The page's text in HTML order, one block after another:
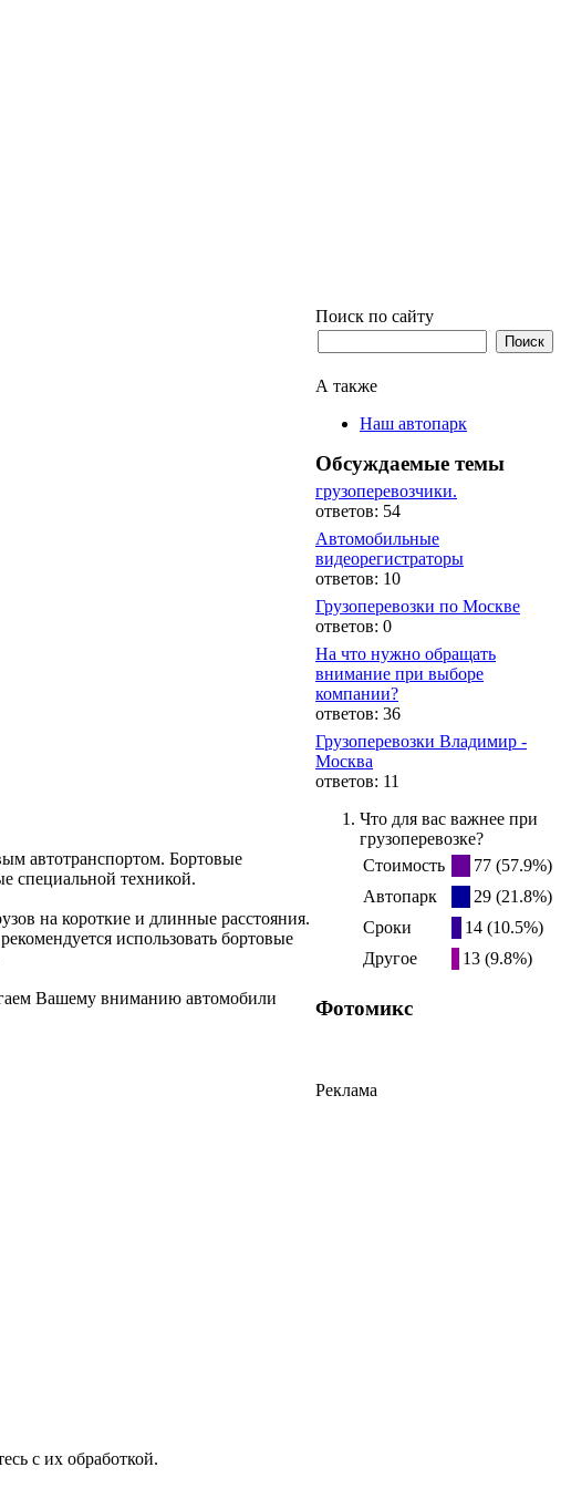
автотранспортом. Бортовые
специальной техникой.
на короткие и длинные расстояния.
использовать бортовые
Вашему вниманию автомобили
Поиск по сайту
А также
Наш автопарк
Обсуждаемые темы
грузоперевозчики.
ответов: 54
Автомобильные
видеорегистраторы
ответов: 10
Грузоперевозки по Москве
ответов: 0
На что нужно обращать
внимание при выборе
компании?
ответов: 36
Грузоперевозки Владимир -
Москва
ответов: 11
Что для вас важнее при
грузоперевозке?
Стоимость
77 (57.9%)
Автопарк
29 (21.8%)
Сроки
14 (10.5%)
Другое
13 (9.8%)
Фотомикс
Реклама
с их обработкой.